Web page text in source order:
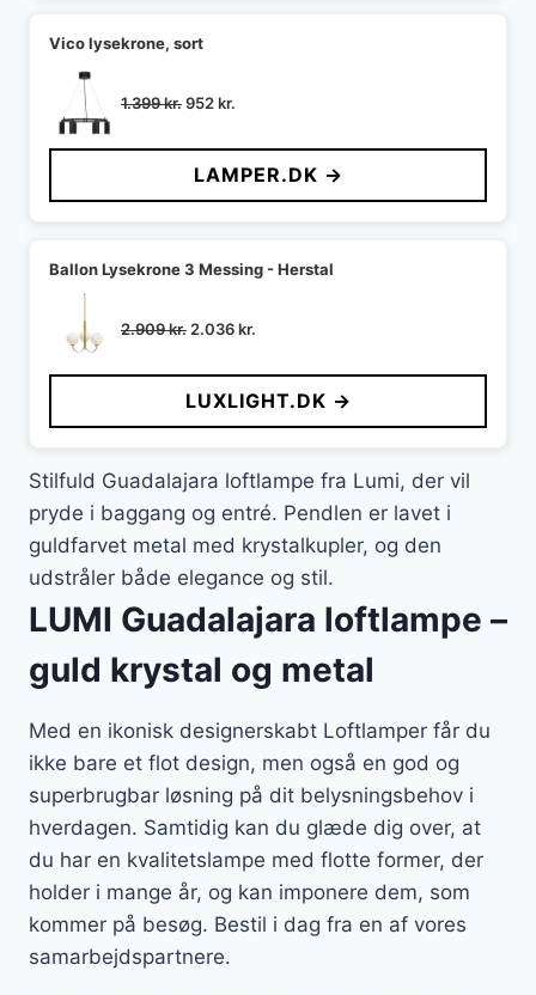
Vico lysekrone, sort
1.399kr.Den
pris
var:
1.399 kr..
952kr.
pris
er:
952 kr..
LAMPER.DK →
Ballon Lysekrone 3 Messing - Herstal
2.909kr. Den
pris
var:
2.909 kr..
2.036kr.
pris
er:
2.036 kr..
LUXLIGHT.DK →
Stilfuld Guadalajara loftlampe fra Lumi, der vil
pryde i baggang og entré. Pendlen er lavet i
guldfarvet metal med krystalkupler, og den
udstråler både elegance og stil.
LUMI Guadalajara loftlampe –
guld krystal og metal
Med en ikonisk designerskabt Loftlamper får du
ikke bare et flot design, men også en god og
superbrugbar løsning på dit belysningsbehov i
hverdagen. Samtidig kan du glæde dig over, at
du har en kvalitetslampe med flotte former, der
holder i mange år, og kan imponere dem, som
kommer på besøg. Bestil i dag fra en af vores
samarbejdspartnere.